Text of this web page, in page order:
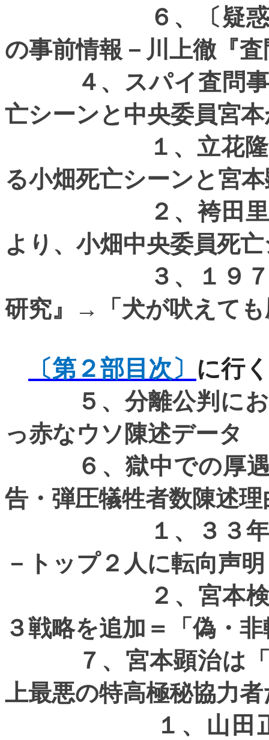
６、〔疑惑証拠
の事前情報－川上徹『
４、スパイ査問事
亡シーンと中央委員宮
１、立花隆『日
る小畑死亡シーンと宮
２、袴田里見『
より、小畑中央委員死
３、１９７６年
研究』→「犬が吠えて
〔第２部目次〕 に行く
５、分離公判にお
っ赤なウソ陳述データ
６、獄中での厚遇
告・弾圧犠牲者数陳述
１、
３３
－トップ２人に転向声
２、宮本
３戦略を追加＝「偽・
７、宮本顕治は「
上最悪の特高極秘協力
１、山田正行の